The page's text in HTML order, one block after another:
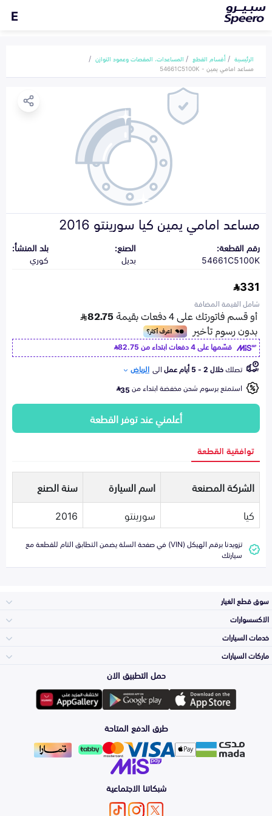
E
الرئيسية أقسام القطع
المساعدات، المقصات وعمود التوازن
مساعد امامي يمين - 54661C5100K
مساعد امامي يمين كيا سورينتو 2016
رقم القطعة:
54661C5100K
الصنع:
بديل
بلد المنشأ:
كوري
331
شامل القيمة المضافة
قسّمها على 4 دفعات ابتداء من
82.75
تصلكخلال 2 - 5 أيام عمل الى الرياض
استمتع برسوم شحن مخفضة ابتداء من35
أعلمني عند توفر القطعة
توافقية القطعة
الشركة المصنعة اسم السيارة
سنة الصنع
كيا
سورينتو 2016
تزويدنا برقم الهيكل (VIN) في صفحة السلة يضمن التطابق التام للقطعة مع
سيارتك
سوق قطع الغيار
المكائن، القيرات
وملحقاتها
الشمعات
والاصطبات (الاضاءة)
الفرامل والأقمشة
الاكسسوارات
لوازم الرحلات
اكسسوارات العناية
الزيوت و السوائل
خدمات السيارات
الأكثر مبيعاً
التلميع والعناية
ماركات السيارات
تويوتا
هيونداي
كيا
حمل التطبيق الان
طرق الدفع المتاحة
شبكاتنا الاجتماعية